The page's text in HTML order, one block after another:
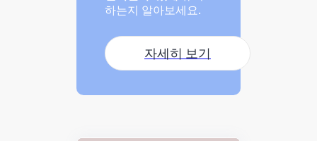
하는지 알아보세요.
자세히 보기